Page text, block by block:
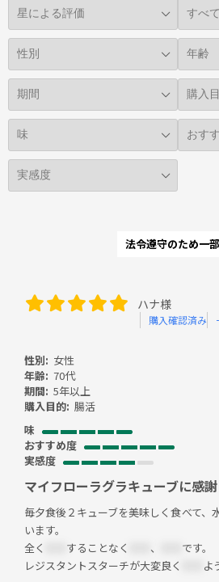
法令遵守のため一
ハナ様
購入確認済み
性別: 女性
年齢: 70代
期間: 5年以上
購入目的: 腸活
味
おすすめ度
実感度
マイフローラグラキューブに感謝
毎夕食後２キューブを美味しく食べて、
います。
全く
することなく 、
です。
レジスタントスターチが大変良く
よ